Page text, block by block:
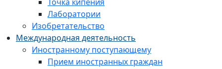
Лаборатории
Изобретательство
Международная деятельность
Иностранному поступающему
Прием иностранных граждан